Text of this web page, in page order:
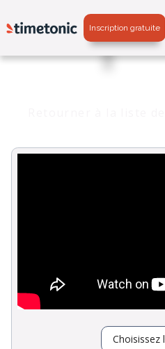
Inscription gratuite
Choisissez